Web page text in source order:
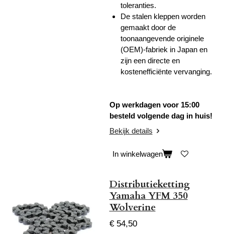
toleranties.
De stalen kleppen worden
gemaakt door de
toonaangevende originele
(OEM)-fabriek in Japan en
zijn een directe en
kostenefficiënte vervanging.
Op werkdagen voor 15:00
besteld volgende dag in huis!
Bekijk details
In winkelwagen
Distributieketting
Yamaha YFM 350
Wolverine
€ 54,50